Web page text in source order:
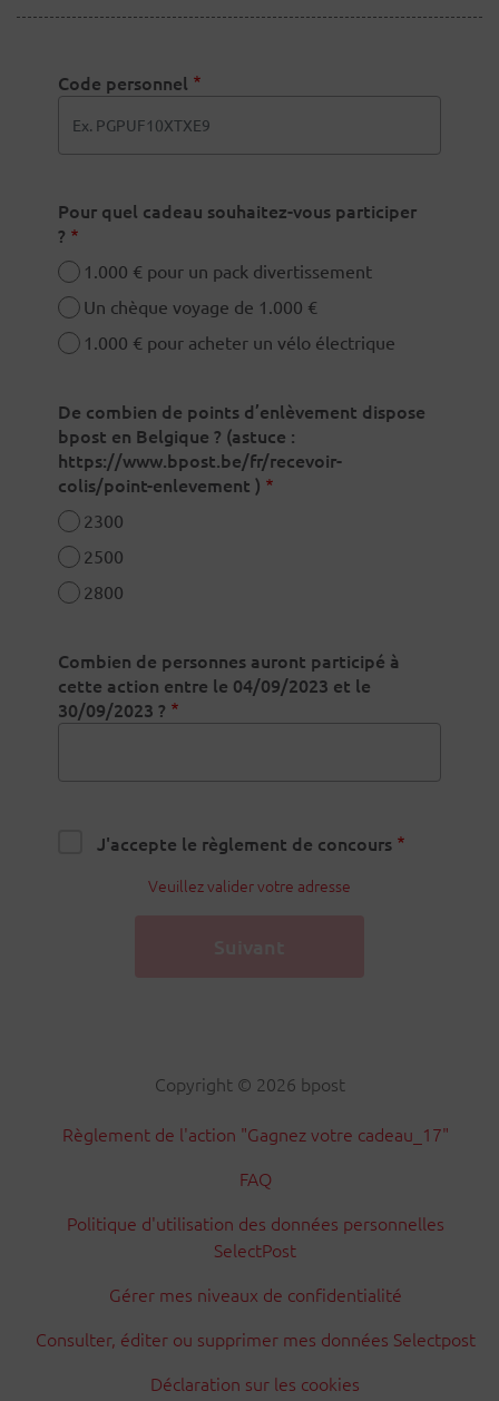
Code personnel
Pour quel cadeau souhaitez-vous participer
?
1.000 € pour un pack divertissement
Un chèque voyage de 1.000 €
1.000 € pour acheter un vélo électrique
De combien de points d’enlèvement dispose
bpost en Belgique ? (astuce :
https://www.bpost.be/fr/recevoir-
colis/point-enlevement )
2300
2500
2800
Combien de personnes auront participé à
cette action entre le 04/09/2023 et le
30/09/2023 ?
J'accepte le règlement de concours
Veuillez valider votre adresse
Copyright © 2026 bpost
Règlement de l'action "Gagnez votre cadeau_17"
FAQ
Politique d'utilisation des données personnelles
SelectPost
Gérer mes niveaux de confidentialité
Consulter, éditer ou supprimer mes données Selectpost
Déclaration sur les cookies